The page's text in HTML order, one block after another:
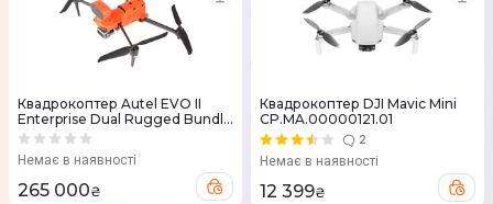
Квадрокоптер Autel EVO II
Enterprise Dual Rugged Bundle
(640T)
Немає в наявності
265 000₴
Квадрокоптер DJI Mavic Mini
CP.MA.00000121.01
2
Немає в наявності
12 399₴